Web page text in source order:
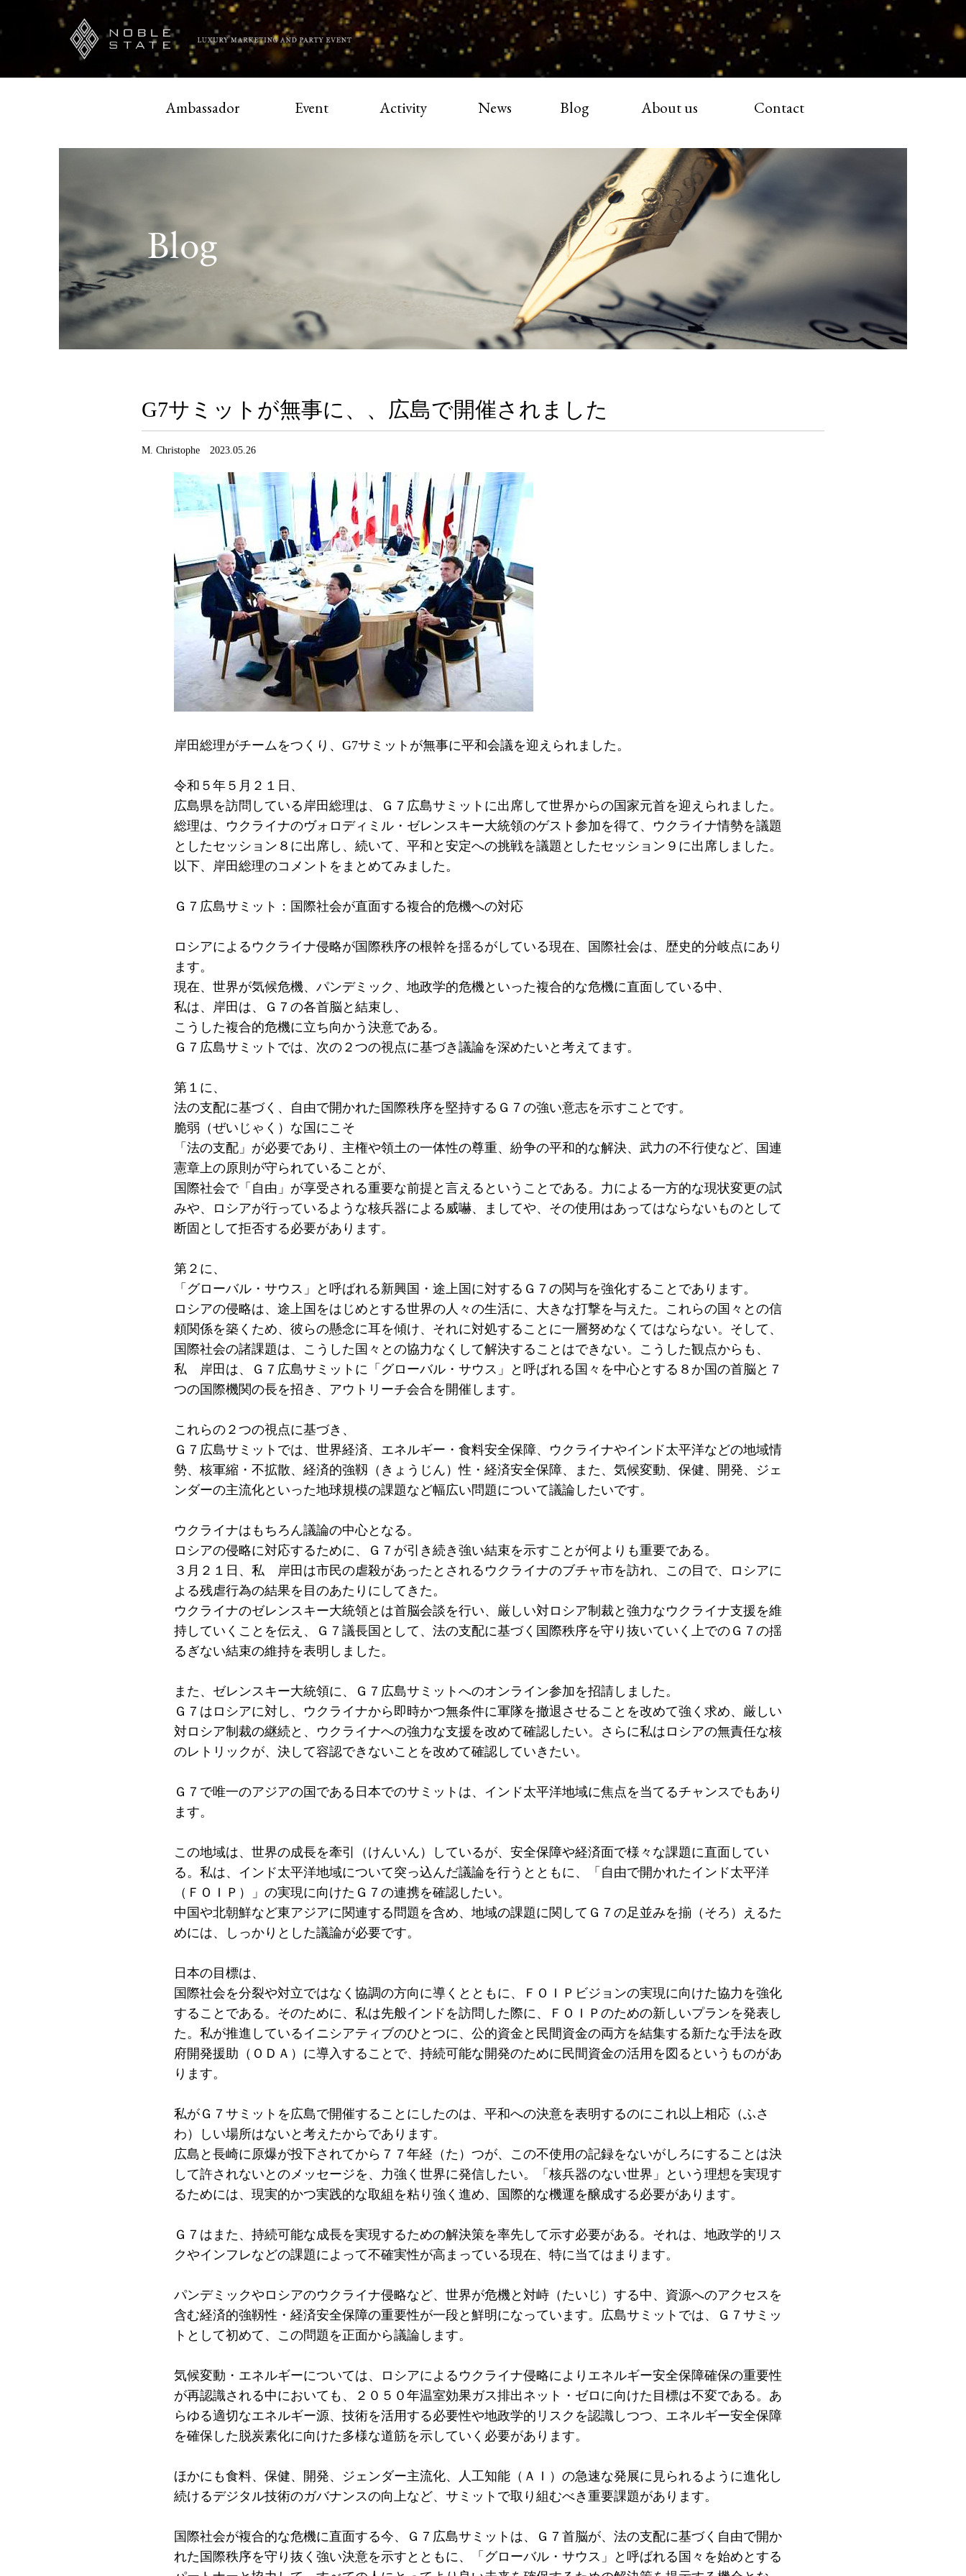
Ambassador Event Activity News Blog About us Contact
G7サミットが無事に、、広島で開催されました
M. Christophe 2023.05.26
岸田総理がチームをつくり、G7サミットが無事に平和会議を迎えられました。
令和５年５月２１日、
広島県を訪問している岸田総理は、Ｇ７広島サミットに出席して世界からの国家元首を迎えられました。
総理は、ウクライナのヴォロディミル・ゼレンスキー大統領のゲスト参加を得て、ウクライナ情勢を議題
としたセッション８に出席し、続いて、平和と安定への挑戦を議題としたセッション９に出席しました。
以下、岸田総理のコメントをまとめてみました。
Ｇ７広島サミット：国際社会が直面する複合的危機への対応
ロシアによるウクライナ侵略が国際秩序の根幹を揺るがしている現在、国際社会は、歴史的分岐点にあり
ます。
現在、世界が気候危機、パンデミック、地政学的危機といった複合的な危機に直面している中、
私は、岸田は、Ｇ７の各首脳と結束し、
こうした複合的危機に立ち向かう決意である。
Ｇ７広島サミットでは、次の２つの視点に基づき議論を深めたいと考えてます。
第１に、
法の支配に基づく、自由で開かれた国際秩序を堅持するＧ７の強い意志を示すことです。
脆弱（ぜいじゃく）な国にこそ
「法の支配」が必要であり、主権や領土の一体性の尊重、紛争の平和的な解決、武力の不行使など、国連
憲章上の原則が守られていることが、
国際社会で「自由」が享受される重要な前提と言えるということである。力による一方的な現状変更の試
みや、ロシアが行っているような核兵器による威嚇、ましてや、その使用はあってはならないものとして
断固として拒否する必要があります。
第２に、
「グローバル・サウス」と呼ばれる新興国・途上国に対するＧ７の関与を強化することであります。
ロシアの侵略は、途上国をはじめとする世界の人々の生活に、大きな打撃を与えた。これらの国々との信
頼関係を築くため、彼らの懸念に耳を傾け、それに対処することに一層努めなくてはならない。そして、
国際社会の諸課題は、こうした国々との協力なくして解決することはできない。こうした観点からも、
私 岸田は、Ｇ７広島サミットに「グローバル・サウス」と呼ばれる国々を中心とする８か国の首脳と７
つの国際機関の長を招き、アウトリーチ会合を開催します。
これらの２つの視点に基づき、
Ｇ７広島サミットでは、世界経済、エネルギー・食料安全保障、ウクライナやインド太平洋などの地域情
勢、核軍縮・不拡散、経済的強靱（きょうじん）性・経済安全保障、また、気候変動、保健、開発、ジェ
ンダーの主流化といった地球規模の課題など幅広い問題について議論したいです。
ウクライナはもちろん議論の中心となる。
ロシアの侵略に対応するために、Ｇ７が引き続き強い結束を示すことが何よりも重要である。
３月２１日、私 岸田は市民の虐殺があったとされるウクライナのブチャ市を訪れ、この目で、ロシアに
よる残虐行為の結果を目のあたりにしてきた。
ウクライナのゼレンスキー大統領とは首脳会談を行い、厳しい対ロシア制裁と強力なウクライナ支援を維
持していくことを伝え、Ｇ７議長国として、法の支配に基づく国際秩序を守り抜いていく上でのＧ７の揺
るぎない結束の維持を表明しました。
また、ゼレンスキー大統領に、Ｇ７広島サミットへのオンライン参加を招請しました。
Ｇ７はロシアに対し、ウクライナから即時かつ無条件に軍隊を撤退させることを改めて強く求め、厳しい
対ロシア制裁の継続と、ウクライナへの強力な支援を改めて確認したい。さらに私はロシアの無責任な核
のレトリックが、決して容認できないことを改めて確認していきたい。
Ｇ７で唯一のアジアの国である日本でのサミットは、インド太平洋地域に焦点を当てるチャンスでもあり
ます。
この地域は、世界の成長を牽引（けんいん）しているが、安全保障や経済面で様々な課題に直面してい
る。私は、インド太平洋地域について突っ込んだ議論を行うとともに、「自由で開かれたインド太平洋
（ＦＯＩＰ）」の実現に向けたＧ７の連携を確認したい。
中国や北朝鮮など東アジアに関連する問題を含め、地域の課題に関してＧ７の足並みを揃（そろ）えるた
めには、しっかりとした議論が必要です。
日本の目標は、
国際社会を分裂や対立ではなく協調の方向に導くとともに、ＦＯＩＰビジョンの実現に向けた協力を強化
することである。そのために、私は先般インドを訪問した際に、ＦＯＩＰのための新しいプランを発表し
た。私が推進しているイニシアティブのひとつに、公的資金と民間資金の両方を結集する新たな手法を政
府開発援助（ＯＤＡ）に導入することで、持続可能な開発のために民間資金の活用を図るというものがあ
ります。
私がＧ７サミットを広島で開催することにしたのは、平和への決意を表明するのにこれ以上相応（ふさ
わ）しい場所はないと考えたからであります。
広島と長崎に原爆が投下されてから７７年経（た）つが、この不使用の記録をないがしろにすることは決
して許されないとのメッセージを、力強く世界に発信したい。「核兵器のない世界」という理想を実現す
るためには、現実的かつ実践的な取組を粘り強く進め、国際的な機運を醸成する必要があります。
Ｇ７はまた、持続可能な成長を実現するための解決策を率先して示す必要がある。それは、地政学的リス
クやインフレなどの課題によって不確実性が高まっている現在、特に当てはまります。
パンデミックやロシアのウクライナ侵略など、世界が危機と対峙（たいじ）する中、資源へのアクセスを
含む経済的強靱性・経済安全保障の重要性が一段と鮮明になっています。広島サミットでは、Ｇ７サミッ
トとして初めて、この問題を正面から議論します。
気候変動・エネルギーについては、ロシアによるウクライナ侵略によりエネルギー安全保障確保の重要性
が再認識される中においても、２０５０年温室効果ガス排出ネット・ゼロに向けた目標は不変である。あ
らゆる適切なエネルギー源、技術を活用する必要性や地政学的リスクを認識しつつ、エネルギー安全保障
を確保した脱炭素化に向けた多様な道筋を示していく必要があります。
ほかにも食料、保健、開発、ジェンダー主流化、人工知能（ＡＩ）の急速な発展に見られるように進化し
続けるデジタル技術のガバナンスの向上など、サミットで取り組むべき重要課題があります。
国際社会が複合的な危機に直面する今、Ｇ７広島サミットは、Ｇ７首脳が、法の支配に基づく自由で開か
れた国際秩序を守り抜く強い決意を示すとともに、「グローバル・サウス」と呼ばれる国々を始めとする